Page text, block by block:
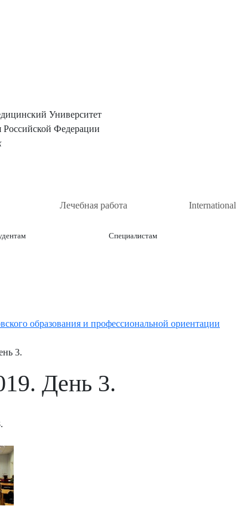
Университет
Российской Федерации
Лечебная работа International
Специалистам
образования и профессиональной ориентации
3.
День 3.